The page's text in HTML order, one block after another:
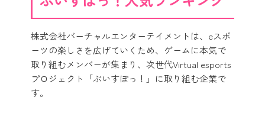
株式会社バーチャルエンターテイメントは、eスポ
ーツの楽しさを広げていくため、ゲームに本気で
取り組むメンバーが集まり、次世代Virtual esports
プロジェクト「ぶいすぽっ！」に取り組む企業で
す。